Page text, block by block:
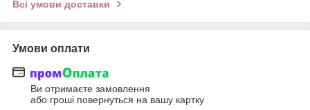
Всі умови доставки
Умови оплати
Ви отримаєте замовлення
або гроші повернуться на вашу картку